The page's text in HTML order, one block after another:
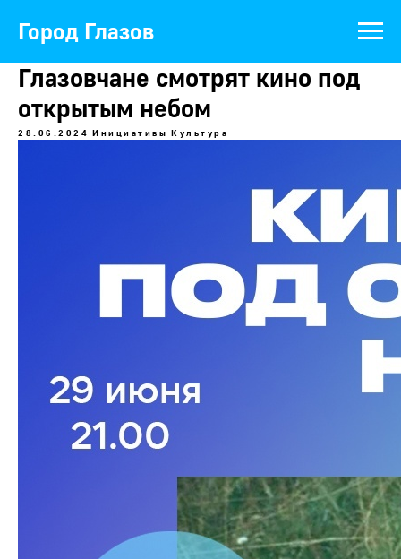
Город Глазов
Глазовчане смотрят кино под
открытым небом
28.06.2024 Инициативы Культура